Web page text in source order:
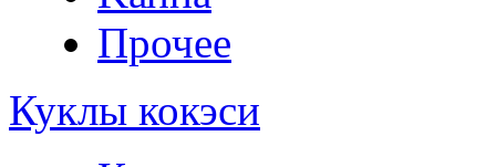
Прочее
Куклы кокэси